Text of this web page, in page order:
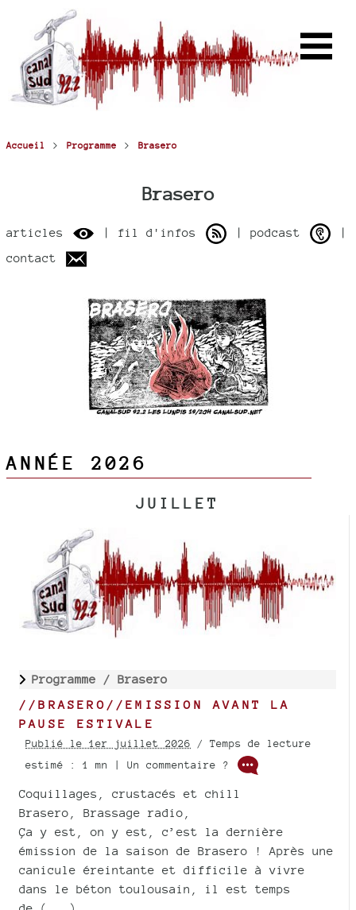
Accueil > Programme > Brasero
Brasero
articles | fil d'infos | podcast
|
contact
ANNÉE 2026
JUILLET
Programme / Brasero
//BRASERO//EMISSION AVANT LA
PAUSE ESTIVALE
Publié le 1er juillet 2026 / Temps de lecture
estimé : 1 mn | Un commentaire ?
Coquillages, crustacés et chill
Brasero, Brassage radio,
Ça y est, on y est, c’est la dernière
émission de la saison de Brasero ! Après une
canicule éreintante et difficile à vivre
dans le béton toulousain, il est temps